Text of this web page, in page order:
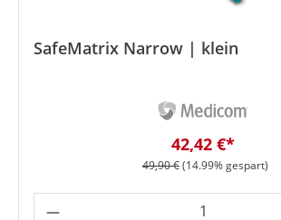
SafeMatrix Narrow | klein
Verkaufspreis:
42,42 €*
Regulärer Preis:
49,90 €(14.99% gespart)
Produkt Anzahl: Gib den